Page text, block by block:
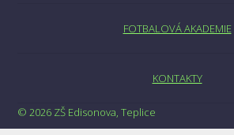
FOTBALOVÁ AKADEMIE
KONTAKTY
© 2026 ZŠ Edisonova, Teplice